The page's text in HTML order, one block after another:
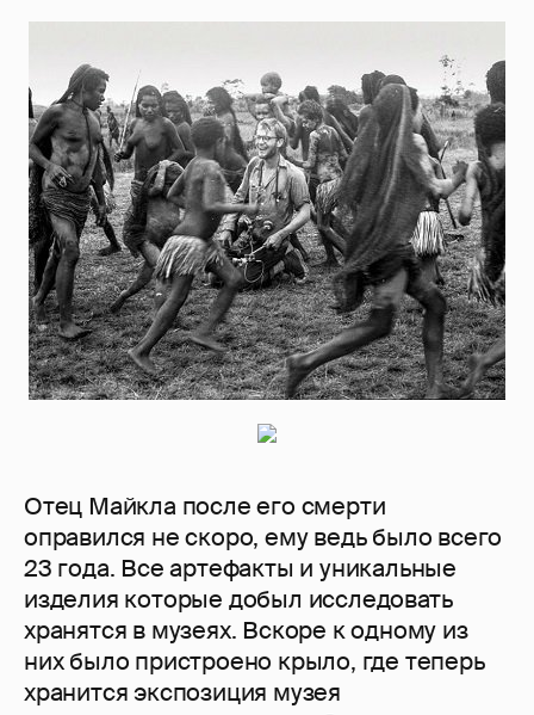
Отец Майкла после его смерти
оправился не скоро, ему ведь было всего
23 года. Все артефакты и уникальные
изделия которые добыл исследовать
хранятся в музеях. Вскоре к одному из
них было пристроено крыло, где теперь
хранится экспозиция музея